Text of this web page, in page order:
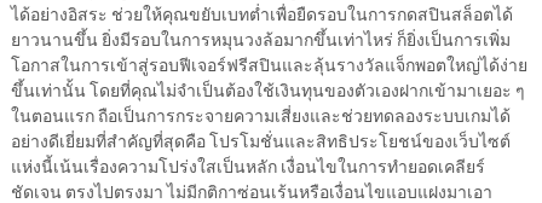
ได้อย่างอิสระ ช่วยให้คุณขยับเบทต่ำเพื่อยืดรอบในการกดสปินสล็อตได้
ยาวนานขึ้น ยิ่งมีรอบในการหมุนวงล้อมากขึ้นเท่าไหร่ ก็ยิ่งเป็นการเพิ่ม
โอกาสในการเข้าสู่รอบฟีเจอร์ฟรีสปินและลุ้นรางวัลแจ็กพอตใหญ่ได้ง่าย
ขึ้นเท่านั้น โดยที่คุณไม่จำเป็นต้องใช้เงินทุนของตัวเองฝากเข้ามาเยอะ ๆ
ในตอนแรก ถือเป็นการกระจายความเสี่ยงและช่วยทดลองระบบเกมได้
อย่างดีเยี่ยมที่สำคัญที่สุดคือ โปรโมชั่นและสิทธิประโยชน์ของเว็บไซต์
แห่งนี้เน้นเรื่องความโปร่งใสเป็นหลัก เงื่อนไขในการทำยอดเคลียร์
ชัดเจน ตรงไปตรงมา ไม่มีกติกาซ่อนเร้นหรือเงื่อนไขแอบแฝงมาเอา